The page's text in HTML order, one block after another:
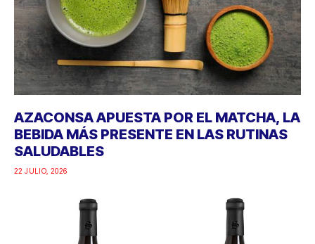
AZACONSA APUESTA POR EL MATCHA, LA
BEBIDA MÁS PRESENTE EN LAS RUTINAS
SALUDABLES
22 JULIO, 2026